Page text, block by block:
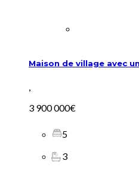
Maison de village avec
,
3 900 000€
5
3